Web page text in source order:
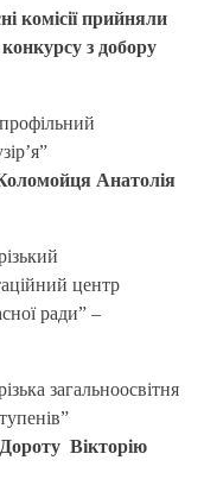
комісії прийняли
з добору
Анатолія
центр
ради” –
загальноосвітня
Дороту Вікторію